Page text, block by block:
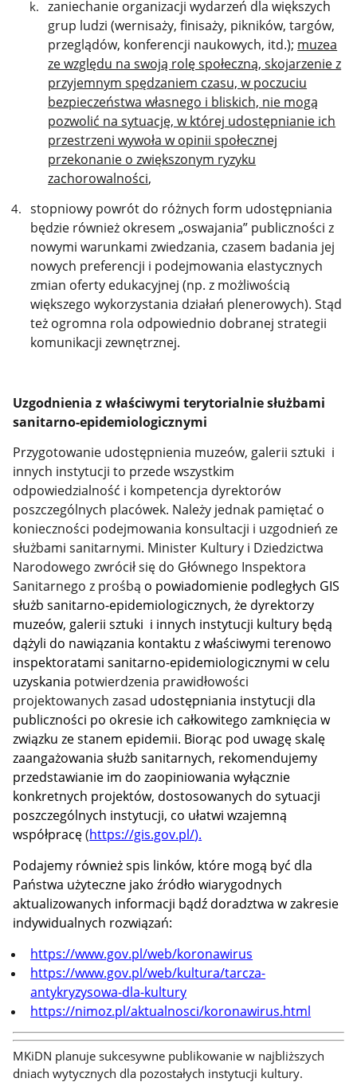
zaniechanie organizacji wydarzeń dla większych
grup ludzi (wernisaży, finisaży, pikników, targów,
przeglądów, konferencji naukowych, itd.); muzea
ze względu na swoją rolę społeczną, skojarzenie z
przyjemnym spędzaniem czasu, w poczuciu
bezpieczeństwa własnego i bliskich, nie mogą
pozwolić na sytuację, w której udostępnianie ich
przestrzeni wywoła w opinii społecznej
przekonanie o zwiększonym ryzyku
zachorowalności,
stopniowy powrót do różnych form udostępniania
będzie również okresem „oswajania” publiczności z
nowymi warunkami zwiedzania, czasem badania jej
nowych preferencji i podejmowania elastycznych
zmian oferty edukacyjnej (np. z możliwością
większego wykorzystania działań plenerowych). Stąd
też ogromna rola odpowiednio dobranej strategii
komunikacji zewnętrznej.
Uzgodnienia z właściwymi terytorialnie służbami
sanitarno-epidemiologicznymi
Przygotowanie udostępnienia muzeów, galerii sztuki i
innych instytucji to przede wszystkim
odpowiedzialność i kompetencja dyrektorów
poszczególnych placówek. Należy jednak pamiętać o
konieczności podejmowania konsultacji i uzgodnień ze
służbami sanitarnymi. Minister Kultury i Dziedzictwa
Narodowego zwrócił się do Głównego Inspektora
Sanitarnego z prośbą o powiadomienie podległych GIS
służb sanitarno-epidemiologicznych, że dyrektorzy
muzeów, galerii sztuki i innych instytucji kultury będą
dążyli do nawiązania kontaktu z właściwymi terenowo
inspektoratami sanitarno-epidemiologicznymi w celu
uzyskania potwierdzenia prawidłowości
projektowanych zasad udostępniania instytucji dla
publiczności po okresie ich całkowitego zamknięcia w
związku ze stanem epidemii. Biorąc pod uwagę skalę
zaangażowania służb sanitarnych, rekomendujemy
przedstawianie im do zaopiniowania wyłącznie
konkretnych projektów, dostosowanych do sytuacji
poszczególnych instytucji, co ułatwi wzajemną
współpracę(https://gis.gov.pl/).
Podajemy również spis linków, które mogą być dla
Państwa użyteczne jako źródło wiarygodnych
aktualizowanych informacji bądź doradztwa w zakresie
indywidualnych rozwiązań:
https://www.gov.pl/web/koronawirus
https://www.gov.pl/web/kultura/tarcza-
antykryzysowa-dla-kultury
https://nimoz.pl/aktualnosci/koronawirus.html
MKiDN planuje sukcesywne publikowanie w najbliższych
dniach wytycznych dla pozostałych instytucji kultury.